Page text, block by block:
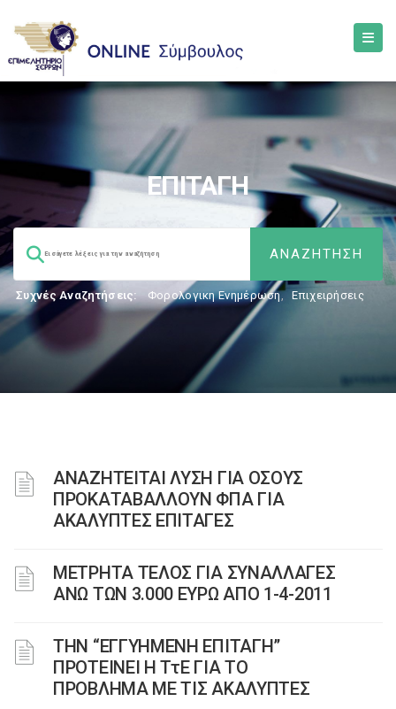
ΕΠΙΤΑΓΗ
Συχνές Αναζητήσεις: Φορολογικη Ενημέρωση, Επιχειρήσεις
ΑΝΑΖΗΤΕΙΤΑΙ ΛΥΣΗ ΓΙΑ ΟΣΟΥΣ
ΠΡΟΚΑΤΑΒΑΛΛΟΥΝ ΦΠΑ ΓΙΑ
ΑΚΑΛΥΠΤΕΣ ΕΠΙΤΑΓΕΣ
ΜΕΤΡΗΤΑ ΤΕΛΟΣ ΓΙΑ ΣΥΝΑΛΛΑΓΕΣ
ΑΝΩ ΤΩΝ 3.000 ΕΥΡΩ ΑΠΟ 1-4-2011
ΤΗΝ “ΕΓΓΥΗΜΕΝΗ ΕΠΙΤΑΓΗ”
ΠΡΟΤΕΙΝΕΙ Η ΤτΕ ΓΙΑ ΤΟ
ΠΡΟΒΛΗΜΑ ΜΕ ΤΙΣ ΑΚΑΛΥΠΤΕΣ